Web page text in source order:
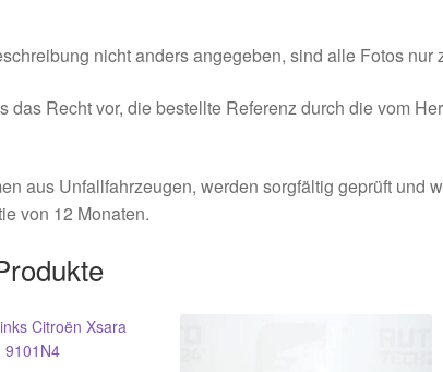
nicht anders angegeben, sind alle Fotos nur
das Recht vor, die bestellte Referenz durch die vom
aus Unfallfahrzeugen, werden sorgfältig geprüft und
von 12 Monaten.